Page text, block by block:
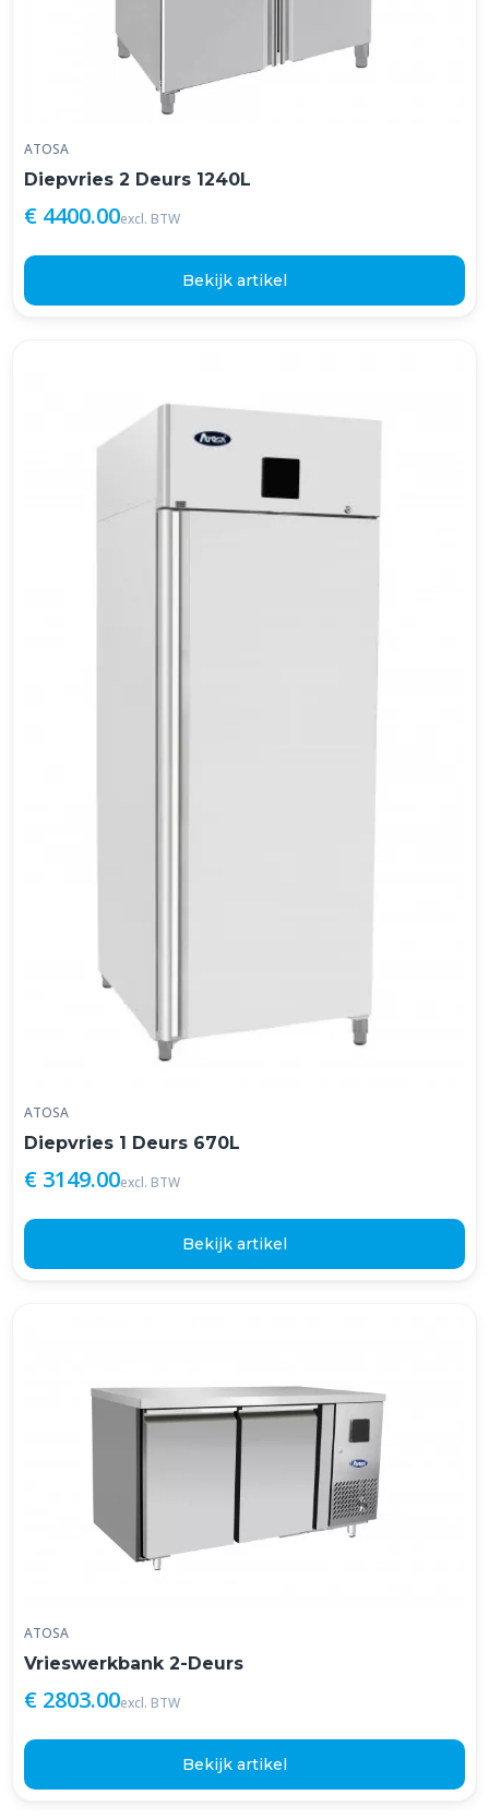
ATOSA
Diepvries 2 Deurs 1240L
€ 4400.00excl. BTW
Bekijk artikel
ATOSA
Diepvries 1 Deurs 670L
€ 3149.00excl. BTW
Bekijk artikel
ATOSA
Vrieswerkbank 2-Deurs
€ 2803.00excl. BTW
Bekijk artikel